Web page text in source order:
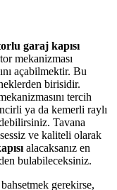
garaj kapısı
mekanizması
açabilmektir. Bu
birisidir.
tercih
ya da kemerli raylı
Tavana
ve kaliteli olarak
alacaksanız en
bulabileceksiniz.
gerekirse,